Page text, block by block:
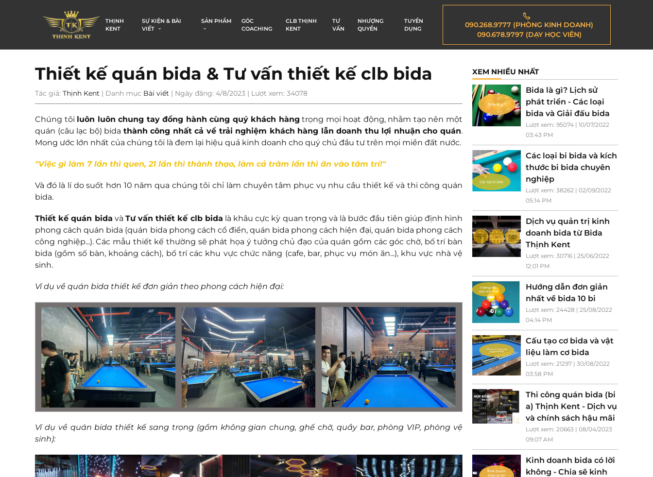
THỊNH
KENT
SỰ KIỆN & BÀI
VIẾT
SẢN PHẨM
GÓC
COACHING
CLB THỊNH
KENT
TƯ
VẤN
NHƯỢNG
QUYỀN
TUYỂN
DỤNG
090.268.9777 (PHÒNG KINH DOANH)
090.678.9797 (DẠY HỌC VIÊN)
Thiết kế quán bida & Tư vấn thiết kế clb bida
Tác giả: Thịnh Kent | Danh mục Bài viết | Ngày đăng: 4/8/2023 | Lượt xem: 34078
Chúng tôi luôn luôn chung tay đồng hành cùng quý khách hàng trọng mọi hoạt động, nhằm tạo nên một
quán (câu lạc bộ) bida thành công nhất cả về trải nghiệm khách hàng lẫn doanh thu lợi nhuận cho quán.
Mong ước lớn nhất của chúng tôi là đem lại hiệu quả kinh doanh cho quý chủ đầu tư trên mọi miền đất nước.
"Việc gì làm 7 lần thì quen, 21 lần thì thành thạo, làm cả trăm lần thì ăn vào tâm trí!"
Và đó là lí do suốt hơn 10 năm qua chúng tôi chỉ làm chuyên tâm phục vụ nhu cầu thiết kế và thi công quán
bida.
Thiết kế quán bida và Tư vấn thiết kế clb bida là khâu cực kỳ quan trọng và là bước đầu tiên giúp định hình
phong cách quán bida (quán bida phong cách cổ điển, quán bida phong cách hiện đại, quán bida phong cách
công nghiệp...). Các mẫu thiết kế thường sẽ phát họa ý tưởng chủ đạo của quán gồm các góc chờ, bố trí bàn
bida (gồm số bàn, khoảng cách), bố trí các khu vực chức năng (cafe, bar, phục vụ món ăn...), khu vực nhà vệ
sinh.
Ví dụ về quán bida thiết kế đơn giản theo phong cách hiện đại:
Ví dụ về quán bida thiết kế sang trọng (gồm không gian chung, ghế chờ, quầy bar, phòng VIP, phòng vệ
sinh):
XEM NHIỀU NHẤT
Bida là gì? Lịch sử
phát triển - Các loại
bida và Giải đấu bida
Lượt xem: 95074 | 10/07/2022
03:43 PM
Các loại bi bida và kích
thước bi bida chuyên
nghiệp
Lượt xem: 38262 | 02/09/2022
05:14 PM
Dịch vụ quản trị kinh
doanh bida từ Bida
Thịnh Kent
Lượt xem: 30716 | 25/06/2022
12:01 PM
Hướng dẫn đơn giản
nhất về bida 10 bi
Lượt xem: 24428 | 25/08/2022
04:14 PM
Cấu tạo cơ bida và vật
liệu làm cơ bida
Lượt xem: 21297 | 30/08/2022
03:58 PM
Thi công quán bida (bi
a) Thịnh Kent - Dịch vụ
và chính sách hậu mãi
Lượt xem: 20663 | 08/04/2023
09:07 AM
Kinh doanh bida có lời
không - Chia sẽ kinh